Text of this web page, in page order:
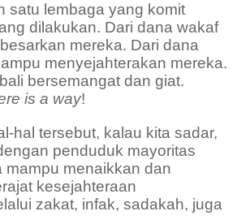
satu lembaga yang komit
dilakukan. Dari dana wakaf
mereka. Dari dana
menyejahterakan mereka.
bersemangat dan giat.
is a way!
hal tersebut, kalau kita sadar,
penduduk mayoritas
mampu menaikkan dan
kesejahteraan
zakat, infak, sadakah, juga